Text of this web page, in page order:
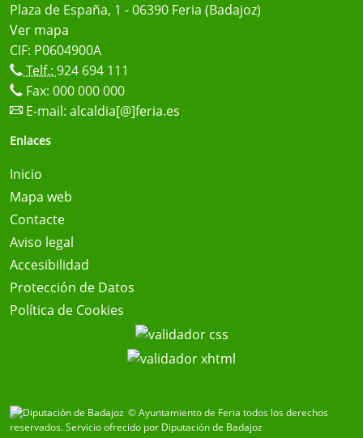
Plaza de España, 1 - 06390 Feria (Badajoz)
Ver mapa
CIF: P0604900A
Telf.: 924 694 111
Fax: 000 000 000
E-mail: alcaldia[@]feria.es
Enlaces
Inicio
Mapa web
Contacte
Aviso legal
Accesibilidad
Protección de Datos
Política de Cookies
© Ayuntamiento de Feria todos los derechos
reservados.Servicio ofrecido por Diputación de Badajoz